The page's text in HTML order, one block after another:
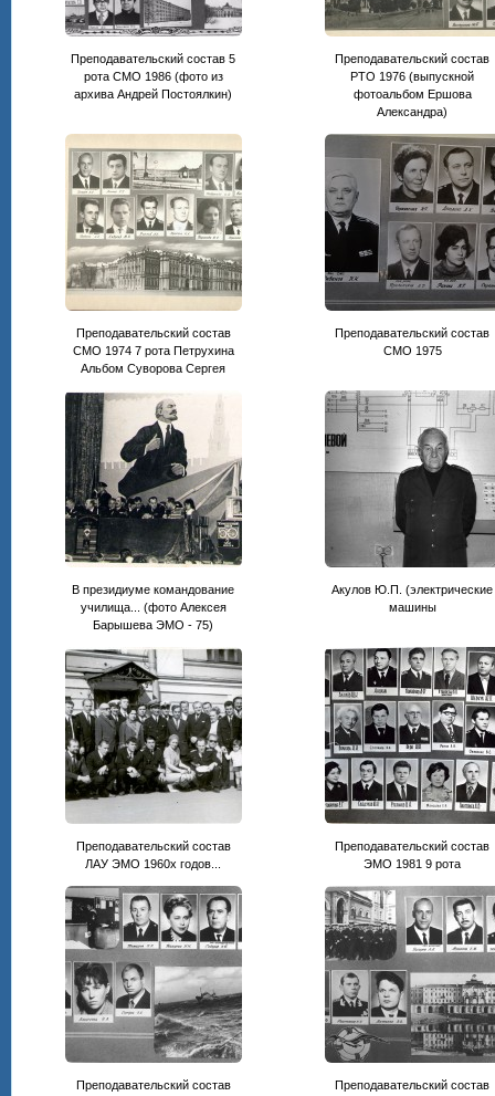
Преподавательский состав 5
рота СМО 1986 (фото из
архива Андрей Постоялкин)
Преподавательский состав
РТО 1976 (выпускной
фотоальбом Ершова
Александра)
Преподавательский состав
СМО 1974 7 рота Петрухина
Альбом Суворова Сергея
Преподавательский состав
CМО 1975
В президиуме командование
училища... (фото Алексея
Барышева ЭМО - 75)
Акулов Ю.П. (электрические
машины
Преподавательский состав
ЛАУ ЭМО 1960х годов...
Преподавательский состав
ЭМО 1981 9 рота
Преподавательский состав
Преподавательский состав